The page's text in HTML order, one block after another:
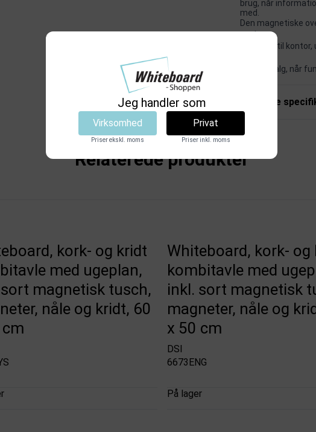
brug, når
med.
Den magnetiske
opslag.
Velegnet til
Et godt valg, når
Tekniske
Relaterede produkter
kork- og kridt
med ugeplan,
magnetisk tusch,
nåle og kridt, 60
Whiteboard, kork- og
kombitavle med
inkl. sort magnetisk
magneter, nåle og
x 50 cm
DSI
6673ENG
På lager
Jeg handler som
Virksomhed
Priser ekskl. moms
Privat
Priser inkl. moms